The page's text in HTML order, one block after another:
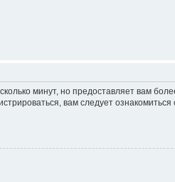
минут, но предоставляет вам
вам следует